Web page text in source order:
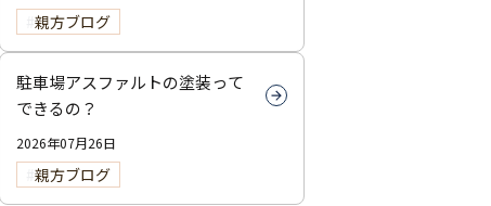
親方ブログ
駐車場アスファルトの塗装って
できるの？
2026年07月26日
親方ブログ